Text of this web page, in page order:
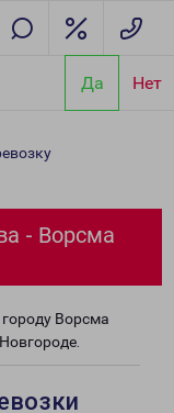
Да Нет
- Ворсма
Ворсма